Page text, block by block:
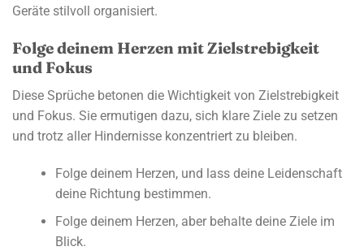
Geräte stilvoll organisiert.
Folge deinem Herzen mit Zielstrebigkeit
und Fokus
Diese Sprüche betonen die Wichtigkeit von Zielstrebigkeit
und Fokus. Sie ermutigen dazu, sich klare Ziele zu setzen
und trotz aller Hindernisse konzentriert zu bleiben.
Folge deinem Herzen, und lass deine Leidenschaft
deine Richtung bestimmen.
Folge deinem Herzen, aber behalte deine Ziele im
Blick.